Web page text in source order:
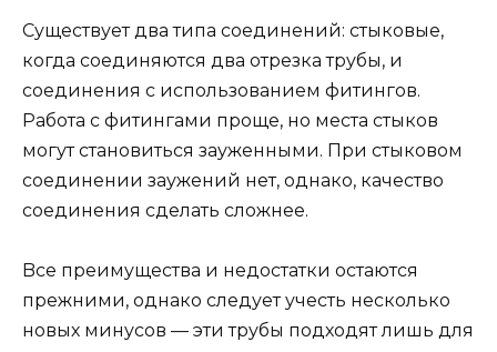
Существует два типа соединений: стыковые,
когда соединяются два отрезка трубы, и
соединения с использованием фитингов.
Работа с фитингами проще, но места стыков
могут становиться зауженными. При стыковом
соединении заужений нет, однако, качество
соединения сделать сложнее.
Bсе преимущества и недостатки остаются
прежними, однако следует учесть несколько
новых минусов — эти трубы подходят лишь для